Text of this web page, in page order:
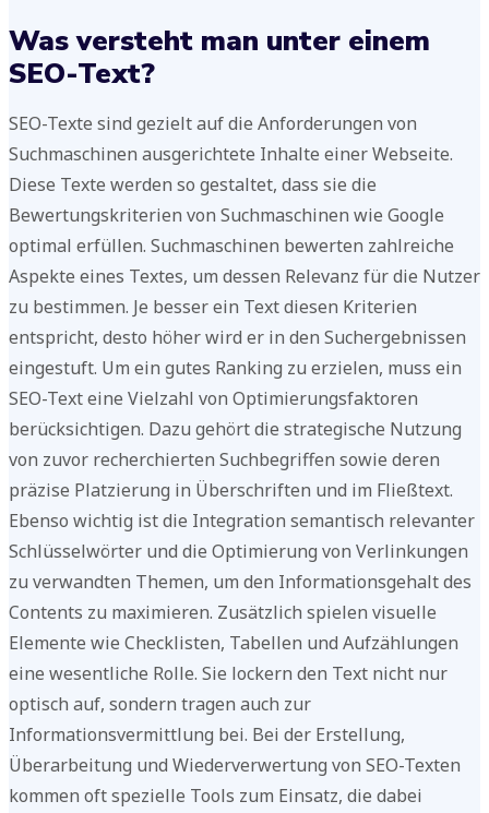
Was versteht man unter einem
SEO-Text?
SEO-Texte sind gezielt auf die Anforderungen von
Suchmaschinen ausgerichtete Inhalte einer Webseite.
Diese Texte werden so gestaltet, dass sie die
Bewertungskriterien von Suchmaschinen wie Google
optimal erfüllen. Suchmaschinen bewerten zahlreiche
Aspekte eines Textes, um dessen Relevanz für die Nutzer
zu bestimmen. Je besser ein Text diesen Kriterien
entspricht, desto höher wird er in den Suchergebnissen
eingestuft. Um ein gutes Ranking zu erzielen, muss ein
SEO-Text eine Vielzahl von Optimierungsfaktoren
berücksichtigen. Dazu gehört die strategische Nutzung
von zuvor recherchierten Suchbegriffen sowie deren
präzise Platzierung in Überschriften und im Fließtext.
Ebenso wichtig ist die Integration semantisch relevanter
Schlüsselwörter und die Optimierung von Verlinkungen
zu verwandten Themen, um den Informationsgehalt des
Contents zu maximieren. Zusätzlich spielen visuelle
Elemente wie Checklisten, Tabellen und Aufzählungen
eine wesentliche Rolle. Sie lockern den Text nicht nur
optisch auf, sondern tragen auch zur
Informationsvermittlung bei. Bei der Erstellung,
Überarbeitung und Wiederverwertung von SEO-Texten
kommen oft spezielle Tools zum Einsatz, die dabei